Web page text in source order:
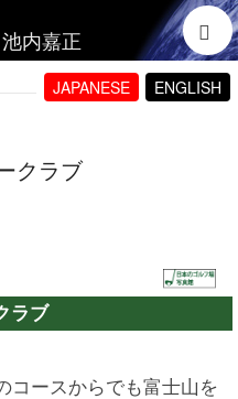
内嘉正
JAPANESE ENGLISH
クラブ
ラブ
コースからでも富士山を